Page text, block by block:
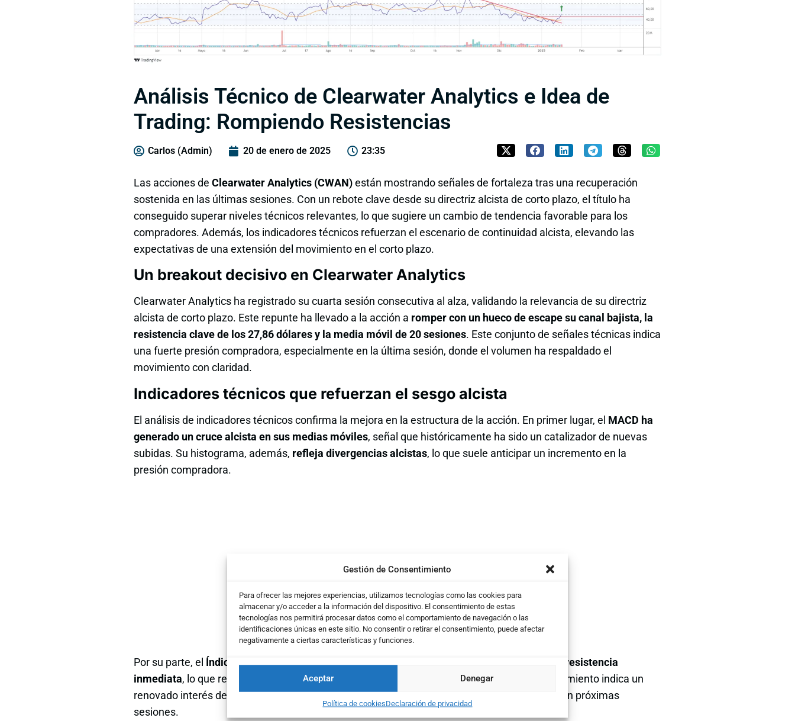
Gestión de Consentimiento
Para ofrecer las mejores experiencias, utilizamos tecnologías como las cookies para
almacenar y/o acceder a la información del dispositivo. El consentimiento de estas
tecnologías nos permitirá procesar datos como el comportamiento de navegación o las
identificaciones únicas en este sitio. No consentir o retirar el consentimiento, puede afectar
negativamente a ciertas características y funciones.
Aceptar Denegar
Política de cookiesDeclaración de privacidad
Análisis Técnico de Clearwater Analytics e Idea de
Trading: Rompiendo Resistencias
Carlos (Admin) 20 de enero de 2025 23:35
Las acciones de Clearwater Analytics (CWAN)están mostrando señales de fortaleza tras una recuperación
sostenida en las últimas sesiones. Con un rebote clave desde su directriz alcista de corto plazo, el título ha
conseguido superar niveles técnicos relevantes, lo que sugiere un cambio de tendencia favorable para los
compradores. Además, los indicadores técnicos refuerzan el escenario de continuidad alcista, elevando las
expectativas de una extensión del movimiento en el corto plazo.
Un breakout decisivo en Clearwater Analytics
Clearwater Analytics ha registrado su cuarta sesión consecutiva al alza, validando la relevancia de su directriz
alcista de corto plazo. Este repunte ha llevado a la acción a romper con un hueco de escape su canal bajista, la
resistencia clave de los 27,86 dólares y la media móvil de 20 sesiones. Este conjunto de señales técnicas indica
una fuerte presión compradora, especialmente en la última sesión, donde el volumen ha respaldado el
movimiento con claridad.
Indicadores técnicos que refuerzan el sesgo alcista
El análisis de indicadores técnicos confirma la mejora en la estructura de la acción. En primer lugar, el MACD ha
generado un cruce alcista en sus medias móviles, señal que históricamente ha sido un catalizador de nuevas
subidas. Su histograma, además, refleja divergencias alcistas, lo que suele anticipar un incremento en la
presión compradora.
Por su parte, el Índice de Fuerza Relativa (RSI) ha roto su directriz bajista y ha superado su resistencia
inmediata, lo que refuerza la idea de continuidad en la recuperación del valor. Este comportamiento indica un
renovado interés del mercado por CWAN, con posibilidades de que el impulso se prolongue en próximas
sesiones.